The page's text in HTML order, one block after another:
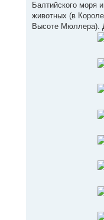
Балтийского моря
животных (в
Высоте Мюллера).